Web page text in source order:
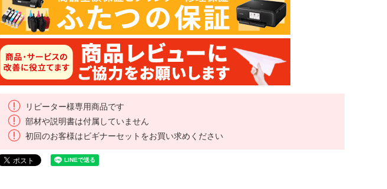
リピーター様専用商品です
部材や説明書は付属していません
初回のお客様はビギナーセットをお買い求めください